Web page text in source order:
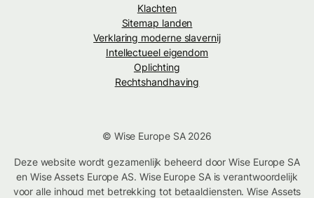
Klachten
Sitemap landen
Verklaring moderne slavernij
Intellectueel eigendom
Oplichting
Rechtshandhaving
© Wise Europe SA 2026
Deze website wordt gezamenlijk beheerd door Wise Europe SA
en Wise Assets Europe AS. Wise Europe SA is verantwoordelijk
voor alle inhoud met betrekking tot betaaldiensten. Wise Assets